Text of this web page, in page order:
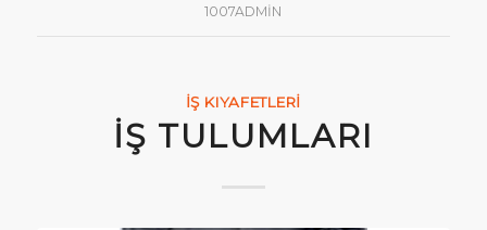
1007ADMIN
İŞ KIYAFETLERI
İŞ TULUMLARI